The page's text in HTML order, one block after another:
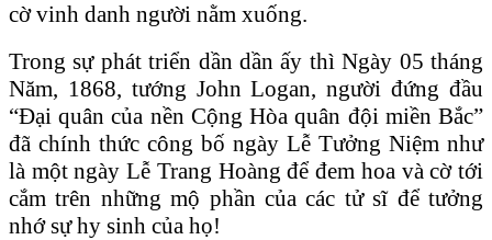
cờ vinh danh người nằm xuống.
Trong sự phát triển dần dần ấy thì Ngày 05 tháng
Năm, 1868, tướng John Logan, người đứng đầu
“Đại quân của nền Cộng Hòa quân đội miền Bắc”
đã chính thức công bố ngày Lễ Tưởng Niệm như
là một ngày Lễ Trang Hoàng để đem hoa và cờ tới
cắm trên những mộ phần của các tử sĩ để tưởng
nhớ sự hy sinh của họ!